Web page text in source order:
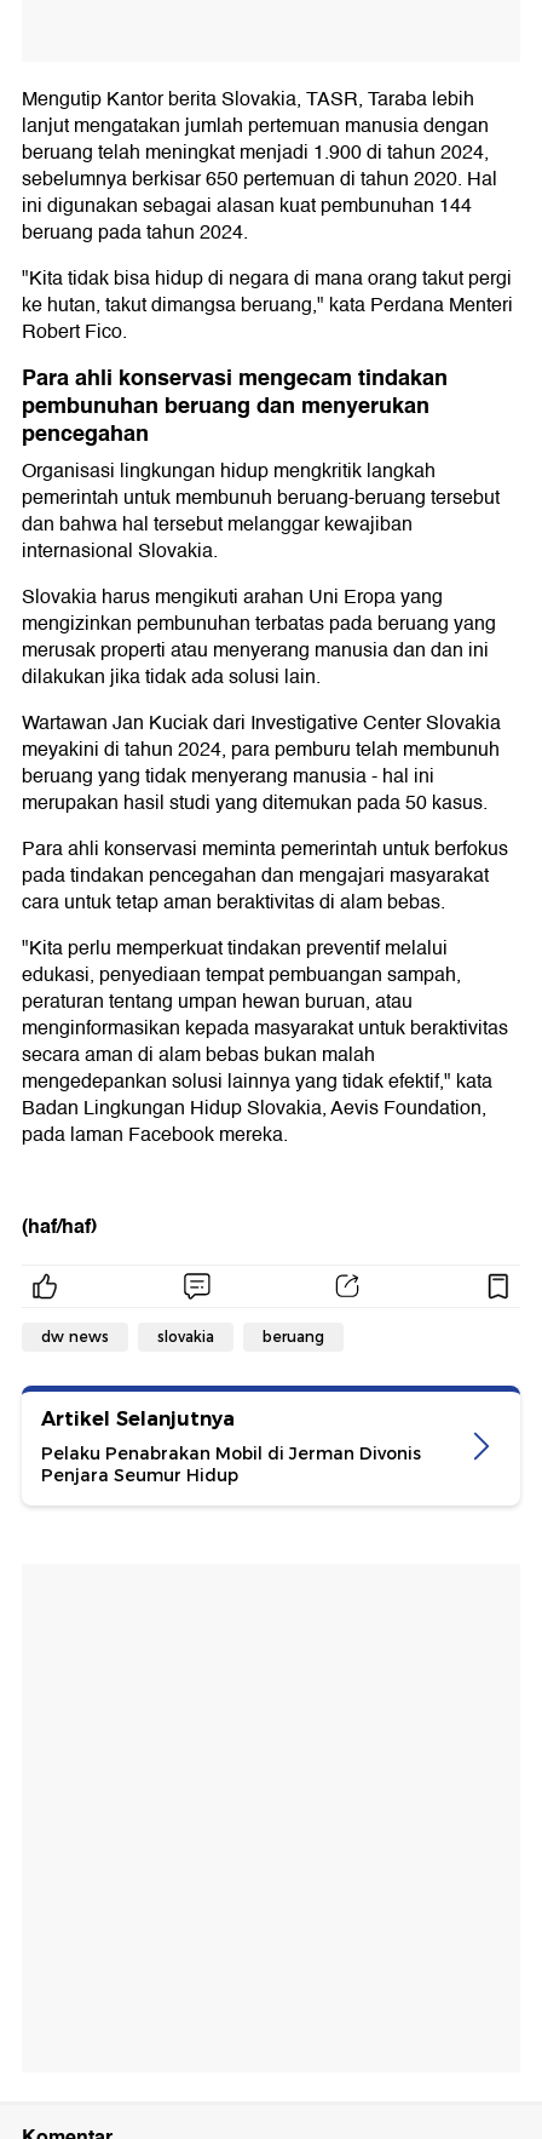
Mengutip Kantor berita Slovakia, TASR, Taraba lebih
lanjut mengatakan jumlah pertemuan manusia dengan
beruang telah meningkat menjadi 1.900 di tahun 2024,
sebelumnya berkisar 650 pertemuan di tahun 2020. Hal
ini digunakan sebagai alasan kuat pembunuhan 144
beruang pada tahun 2024.
"Kita tidak bisa hidup di negara di mana orang takut pergi
ke hutan, takut dimangsa beruang," kata Perdana Menteri
Robert Fico.
Para ahli konservasi mengecam tindakan
pembunuhan beruang dan menyerukan
pencegahan
Organisasi lingkungan hidup mengkritik langkah
pemerintah untuk membunuh beruang-beruang tersebut
dan bahwa hal tersebut melanggar kewajiban
internasional Slovakia.
Slovakia harus mengikuti arahan Uni Eropa yang
mengizinkan pembunuhan terbatas pada beruang yang
merusak properti atau menyerang manusia dan dan ini
dilakukan jika tidak ada solusi lain.
Wartawan Jan Kuciak dari Investigative Center Slovakia
meyakini di tahun 2024, para pemburu telah membunuh
beruang yang tidak menyerang manusia - hal ini
merupakan hasil studi yang ditemukan pada 50 kasus.
Para ahli konservasi meminta pemerintah untuk berfokus
pada tindakan pencegahan dan mengajari masyarakat
cara untuk tetap aman beraktivitas di alam bebas.
"Kita perlu memperkuat tindakan preventif melalui
edukasi, penyediaan tempat pembuangan sampah,
peraturan tentang umpan hewan buruan, atau
menginformasikan kepada masyarakat untuk beraktivitas
secara aman di alam bebas bukan malah
mengedepankan solusi lainnya yang tidak efektif," kata
Badan Lingkungan Hidup Slovakia, Aevis Foundation,
pada laman Facebook mereka.
(haf/haf)
dw news slovakia beruang
Artikel Selanjutnya
Pelaku Penabrakan Mobil di Jerman Divonis
Penjara Seumur Hidup